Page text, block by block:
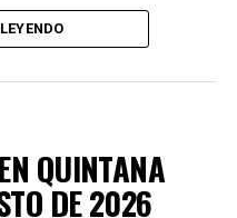
$18.30
QUINTANA
DE 2026